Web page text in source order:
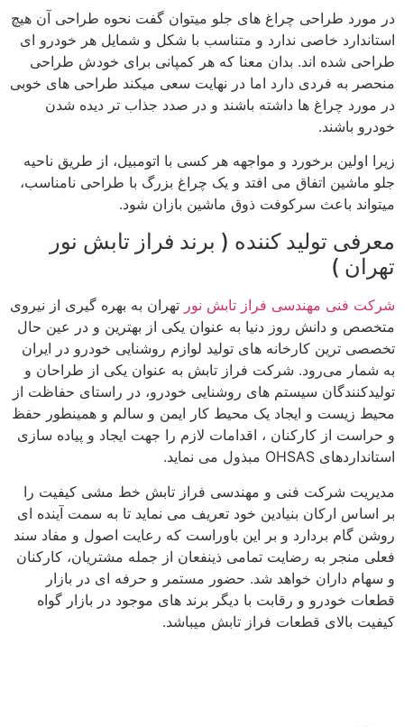
در مورد طراحی چراغ های جلو میتوان گفت نحوه طراحی آن هیچ
استاندارد خاصی ندارد و متناسب با شکل و شمایل هر خودرو ای
طراحی شده اند. بدان معنا که هر کمپانی برای خودش طراحی
منحصر به فردی دارد اما در نهایت سعی میکند طراحی های خوبی
در مورد چراغ ها داشته باشند و در صدد جذاب تر دیده شدن
خودرو باشند.
زیرا اولین برخورد و مواجهه هر کسی با اتومبیل، از طریق ناحیه
جلو ماشین اتفاق می افتد و یک چراغ بزرگ با طراحی نامناسب،
میتواند باعث سرکوفت ذوق ماشین بازان شود.
معرفی تولید کننده ( برند فراز تابش نور
تهران )
شرکت فنی مهندسی فراز تابش نور تهران به بهره گیری از نیروی
متخصص و دانش روز دنیا به عنوان یکی از بهترین و در عین حال
تخصصی ترین کارخانه های تولید لوازم روشنایی خودرو در ایران
به شمار می‌رود. شرکت فراز تابش به عنوان یکی از طراحان و
تولیدکنندگان سیستم های روشنایی خودرو، در راستای حفاظت از
محیط زیست و ایجاد یک محیط کار ایمن و سالم و همینطور حفظ
و حراست از کارکنان ، اقدامات لازم را جهت ایجاد و پیاده سازی
استانداردهای OHSAS مبذول می نماید.
مدیریت شرکت فنی و مهندسی فراز تابش خط مشی کیفیت را
بر اساس ارکان بنیادین خود تعریف می نماید تا به سمت آینده ای
روشن گام بردارد و بر این باوراست که رعایت اصول و مفاد سند
فعلی منجر به رضایت تمامی ذینفعان از جمله مشتریان، کارکنان
و سهام داران خواهد شد. حضور مستمر و حرفه ای در بازار
قطعات خودرو و رقابت با دیگر برند های موجود در بازار گواه
کیفیت بالای قطعات فراز تابش میباشد.